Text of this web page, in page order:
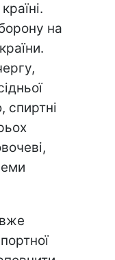
на
спиртні